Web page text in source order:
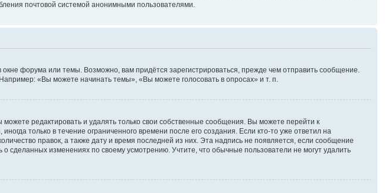
почтовой системой анонимными пользователями.
форума или темы. Возможно, вам придётся зарегистрироваться, прежде чем отправить сообщение.
«Вы можете начинать темы», «Вы можете голосовать в опросах» и т. п.
редактировать и удалять только свои собственные сообщения. Вы можете перейти к
только в течение ограниченного времени после его создания. Если кто-то уже ответил на
правок, а также дату и время последней из них. Эта надпись не появляется, если сообщение
сделанных изменениях по своему усмотрению. Учтите, что обычные пользователи не могут удалить